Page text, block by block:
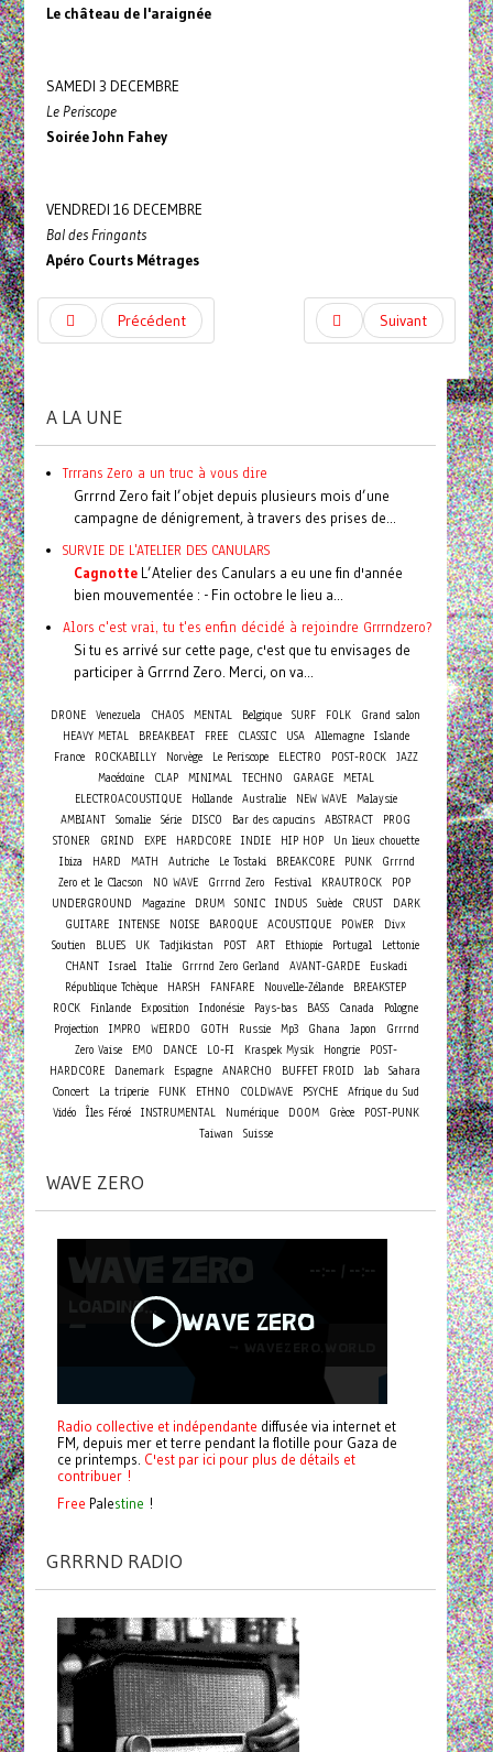
Le château de l'araignée
SAMEDI 3 DECEMBRE
Le Periscope
Soirée John Fahey
VENDREDI 16 DECEMBRE
Bal des Fringants
Apéro Courts Métrages
Précédent Suivant
A LA UNE
Trrrans Zero a un truc à vous dire
Grrrnd Zero fait l’objet depuis plusieurs mois d’une
campagne de dénigrement, à travers des prises de...
SURVIE DE L'ATELIER DES CANULARS
CagnotteL’Atelier des Canulars a eu une fin d'année
bien mouvementée : - Fin octobre le lieu a...
Alors c'est vrai, tu t'es enfin décidé à rejoindre Grrrndzero?
Si tu es arrivé sur cette page, c'est que tu envisages de
participer à Grrrnd Zero. Merci, on va...
DRONE Venezuela CHAOS MENTAL Belgique SURF FOLK
Grand salon
HEAVY METAL
BREAKBEAT FREE CLASSIC USA Allemagne
Islande
France
ROCKABILLY Norvège Le Periscope ELECTRO POST-ROCK
JAZZ
Macédoine
CLAP MINIMAL TECHNO GARAGE
METAL
ELECTROACOUSTIQUE
Hollande Australie NEW WAVE
Malaysie
AMBIANT Somalie Série DISCO Bar des capucins ABSTRACT
PROG
STONER
GRIND EXPE HARDCORE INDIE HIP HOP
Un lieux chouette
Ibiza
HARD MATH Autriche Le Tostaki BREAKCORE PUNK
Grrrnd
Zero et le Clacson
NO WAVE Grrrnd Zero Festival KRAUTROCK
POP
UNDERGROUND
Magazine DRUM SONIC INDUS Suède CRUST
DARK
GUITARE INTENSE NOISE BAROQUE ACOUSTIQUE POWER
Divx
Soutien
BLUES UK Tadjikistan POST ART Ethiopie Portugal
Lettonie
CHANT
Israel Italie Grrrnd Zero Gerland AVANT-GARDE
Euskadi
République Tchèque
HARSH FANFARE Nouvelle-Zélande
BREAKSTEP
ROCK
Finlande Exposition Indonésie Pays-bas BASS Canada
Pologne
Projection
IMPRO WEIRDO GOTH Russie Mp3 Ghana Japon
Grrrnd
Zero Vaise
EMO DANCE LO-FI Kraspek Mysik Hongrie
POST-
HARDCORE
Danemark Espagne ANARCHO BUFFET FROID lab Sahara
Concert La triperie FUNK ETHNO COLDWAVE PSYCHE Afrique du Sud
Vidéo
Îles Féroé INSTRUMENTAL Numérique DOOM Grèce
POST-PUNK
Taiwan
Suisse
WAVE ZERO
Radio collective et indépendante diffusée via internet et
FM, depuis mer et terre pendant la flotille pour Gaza de
ce printemps. C'est par ici pour plus de détails et
contribuer !
Free Palestine !
GRRRND RADIO